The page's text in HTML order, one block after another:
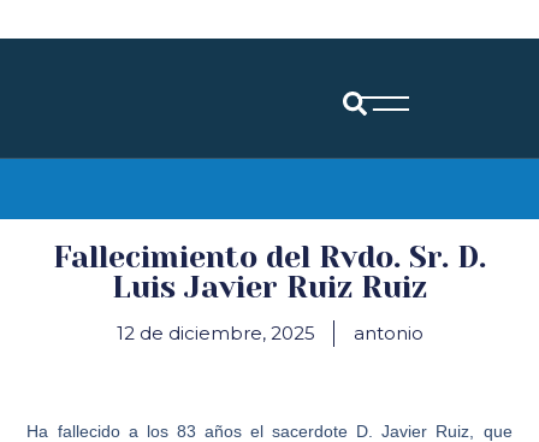
Fallecimiento del Rvdo. Sr. D.
Luis Javier Ruiz Ruiz
12 de diciembre, 2025 antonio
Ha fallecido a los 83 años el sacerdote D. Javier Ruiz, que